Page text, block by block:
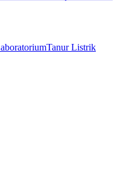
Tanur Listrik